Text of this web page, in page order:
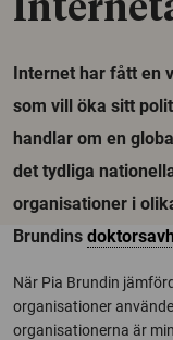
Internet har fått en
som vill öka sitt
handlar om en
det tydliga
organisationer i
Brundins
När Pia Brundin
organisationer
organisationerna är